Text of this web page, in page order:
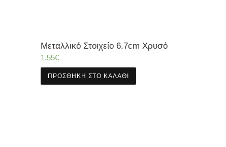
Μεταλλικό Στοιχείο 6.7cm Χρυσό
1.55€
ΠΡΟΣΘΉΚΗ ΣΤΟ ΚΑΛΆΘΙ